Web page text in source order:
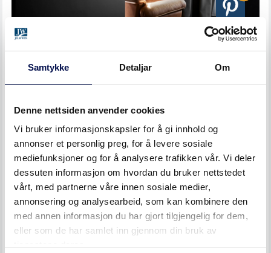
Samtykke Detaljar Om
Denne nettsiden anvender cookies
Vi bruker informasjonskapsler for å gi innhold og
annonser et personlig preg, for å levere sosiale
mediefunksjoner og for å analysere trafikken vår. Vi deler
dessuten informasjon om hvordan du bruker nettstedet
vårt, med partnerne våre innen sosiale medier,
annonsering og analysearbeid, som kan kombinere den
med annen informasjon du har gjort tilgjengelig for dem,
eller som de har samlet inn gjennom din bruk av
Hvite dører er fortsatt valget nummer én for oss i
Norge – både når det gjelder inner- og ytterdører. Men
innerdører i dempede farger etterspørres stadig oftere,
farger for å skape et koselig og varmt inntrykk er et
trenduttrykk som mange liker.
Etterspørselen er blitt så stor at vi har valgt å legge
våre bestselgende dører, Stable GW og Unique 01 på
lager. Dette betyr raske leveranser av innerdører i
både høy kvalitet og en veldig vakker farge!